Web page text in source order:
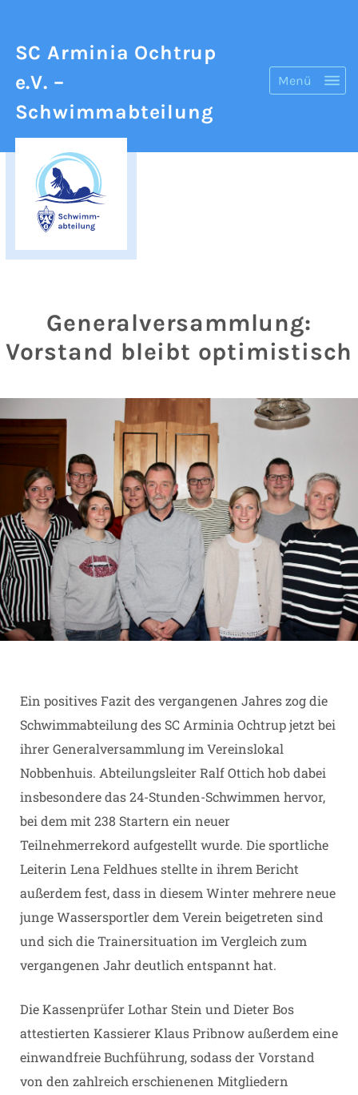
SC Arminia Ochtrup
e.V. –
Schwimmabteilung
Menü
Generalversammlung:
Vorstand bleibt optimistisch
Ein positives Fazit des vergangenen Jahres zog die
Schwimmabteilung des SC Arminia Ochtrup jetzt bei
ihrer Generalversammlung im Vereinslokal
Nobbenhuis. Abteilungsleiter Ralf Ottich hob dabei
insbesondere das 24-Stunden-Schwimmen hervor,
bei dem mit 238 Startern ein neuer
Teilnehmerrekord aufgestellt wurde. Die sportliche
Leiterin Lena Feldhues stellte in ihrem Bericht
außerdem fest, dass in diesem Winter mehrere neue
junge Wassersportler dem Verein beigetreten sind
und sich die Trainersituation im Vergleich zum
vergangenen Jahr deutlich entspannt hat.
Die Kassenprüfer Lothar Stein und Dieter Bos
attestierten Kassierer Klaus Pribnow außerdem eine
einwandfreie Buchführung, sodass der Vorstand
von den zahlreich erschienenen Mitgliedern